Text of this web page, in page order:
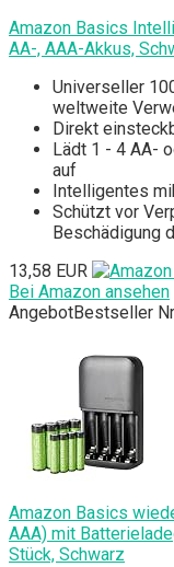
Amazon Basics
AA-, AAA-Akkus,
Universeller
weltweite
Direkt
Lädt 1 - 4 AA-
auf
Intelligentes
Schützt vor
Beschädigung
13,58 EUR
Bei Amazon ansehen
AngebotBestseller
Amazon Basics
AAA) mit
Stück, Schwarz